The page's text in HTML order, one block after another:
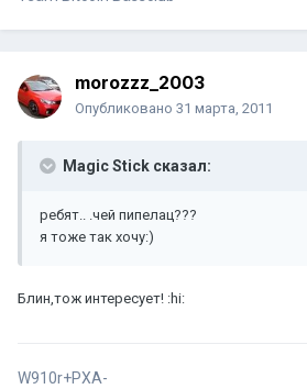
morozzz_2003
Опубликовано 31 марта, 2011
Magic Stick сказал:
ребят.. .чей пипелац???
я тоже так хочу:)
Блин,тож интересует! :hi:
W910r+PXA-